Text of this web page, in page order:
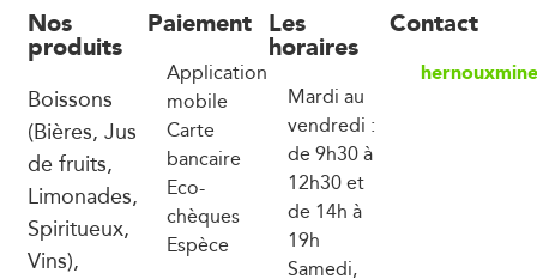
Nos
produits
Boissons
(Bières, Jus
de fruits,
Limonades,
Spiritueux,
Vins),
Paiement
Application
mobile
Carte
bancaire
Eco-
chèques
Espèce
Les
horaires
Mardi au
vendredi :
de 9h30 à
12h30 et
de 14h à
19h
Samedi,
Contact